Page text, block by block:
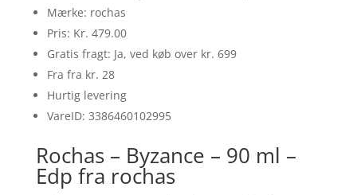
Mærke: rochas
Pris: Kr. 479.00
Gratis fragt: Ja, ved køb over kr. 699
Fra fra kr. 28
Hurtig levering
VareID: 3386460102995
Rochas – Byzance – 90 ml –
Edp fra rochas